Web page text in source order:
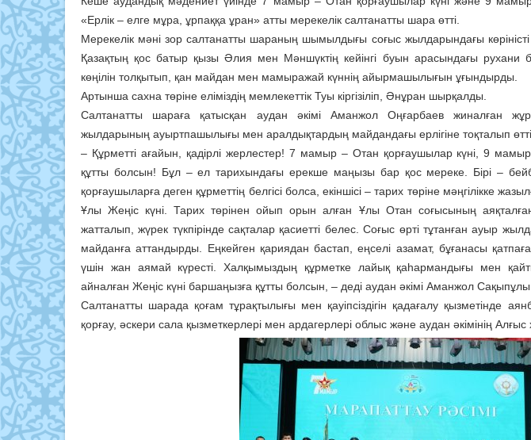
«Ерлік – елге мұра, ұрпаққа ұран» атты мерекелік салтанатты шара өтті.
Мерекелік мәні зор салтанатты шараның шымылдығы соғыс жылдарындағы
Қазақтың қос батыр қызы Әлия мен Мәншүктің кейінгі буын арасындағы рухани
көңілін толқытып, қан майдан мен мамыражай күннің айырмашылығын ұғындырды.
Артынша сахна төріне еліміздің мемлекеттік Туы кіргізіліп, Әнұран шырқалды.
Салтанатты шараға қатысқан аудан әкімі Аманжол Оңғарбаев жиналған
жылдарының ауыртпашылығы мен аралдықтардың майдандағы ерлігіне тоқталып өтті.
– Құрметті ағайын, қадірлі жерлестер! 7 мамыр – Отан қорғаушылар күні, 9
құтты болсын! Бұл – ел тарихындағы ерекше маңызы бар қос мереке. Бірі –
қорғаушыларға деген құрметтің белгісі болса, екіншісі – тарих төріне мәңгілікке
Ұлы Жеңіс күні. Тарих төрінен ойып орын алған Ұлы Отан соғысының
жатталып, жүрек түкпірінде сақталар қасиетті белес. Соғыс өрті тұтанған ауыр
майданға аттандырды. Еңкейген қариядан бастап, еңселі азамат, бұғанасы
үшін жан аямай күресті. Халқымыздың құрметке лайық қаһармандығы мен
айналған Жеңіс күні баршаңызға құтты болсын, – деді аудан әкімі Аманжол Сақыпұлы.
Салтанатты шарада қоғам тұрақтылығы мен қауіпсіздігін қадағалу қызметінде
қорғау, әскери сала қызметкерлері мен ардагерлері облыс және аудан әкімінің